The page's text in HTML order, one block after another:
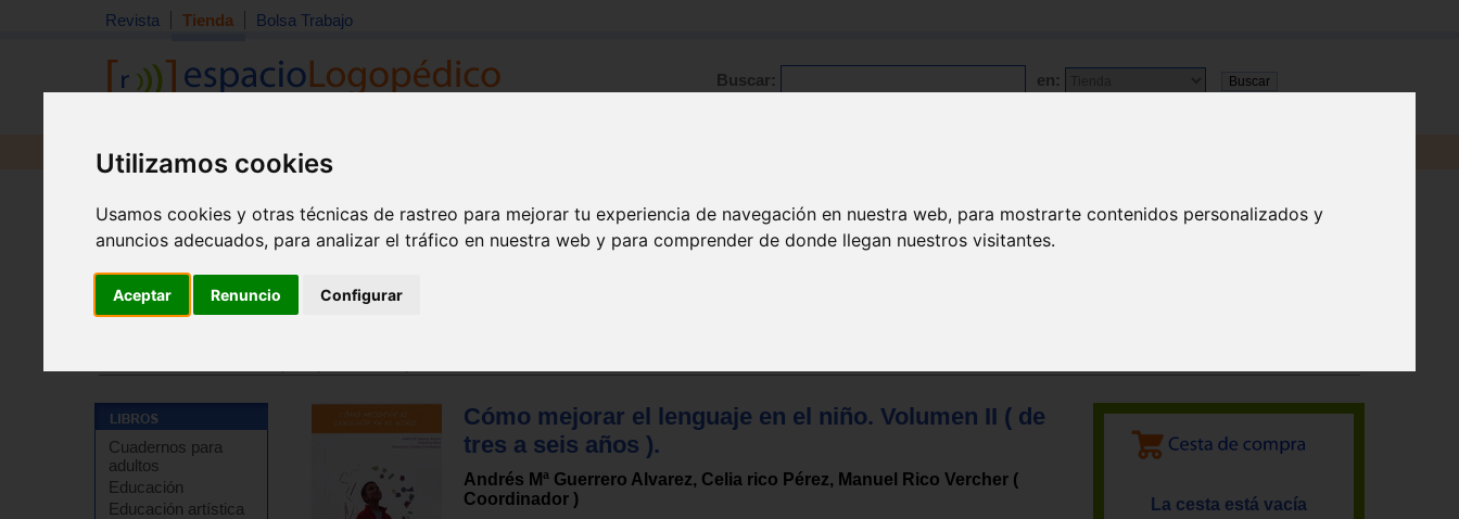
Utilizamos cookies
Usamos cookies y otras técnicas de rastreo para mejorar tu experiencia de navegación en nuestra web, para mostrarte contenidos personalizados y
anuncios adecuados, para analizar el tráfico en nuestra web y para comprender de donde llegan nuestros visitantes.
Aceptar Renuncio Configurar
Revista Tienda Bolsa Trabajo
Buscar: en:
Revista Libros Material
Cuadernos para
adultos
Educación
Educación artística
Cómo mejorar el lenguaje en el niño. Volumen II ( de
tres a seis años ).
Andrés Mª Guerrero Alvarez, Celia rico Pérez, Manuel Rico Vercher (
Coordinador )
La cesta está vacía